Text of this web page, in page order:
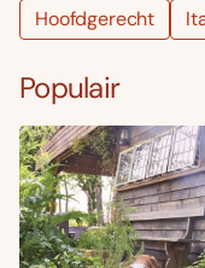
Hoofdgerecht
Populair